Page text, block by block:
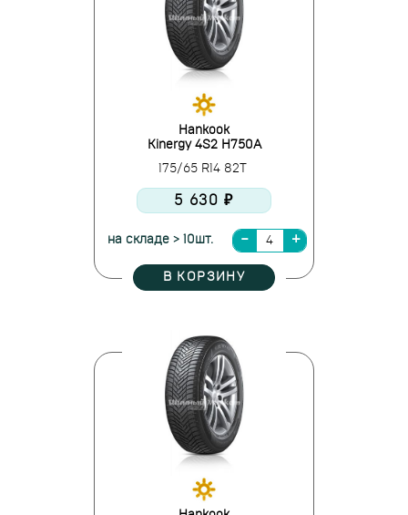
Hankook
Kinergy 4S2 H750A
175/65 R14 82T
5 630 ₽
на складе > 10шт.
В КОРЗИНУ